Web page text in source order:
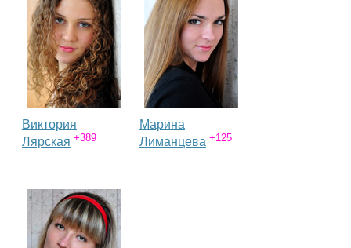
Виктория
Лярская +389
Марина
Лиманцева +125